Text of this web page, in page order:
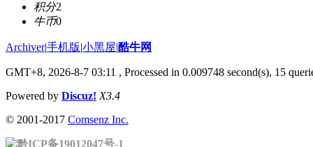
积分2
牛币0
Archiver|手机版|小黑屋|酷牛网
GMT+8, 2026-8-7 03:11 , Processed in 0.009748 second(s), 15
Powered by Discuz! X3.4
© 2001-2017 Comsenz Inc.
黔ICP备19012047号-1